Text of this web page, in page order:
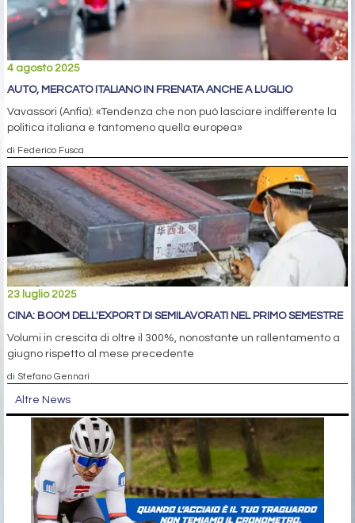
4 agosto 2025
AUTO, MERCATO ITALIANO IN FRENATA ANCHE A LUGLIO
Vavassori (Anfia): «Tendenza che non può lasciare indifferente la
politica italiana e tantomeno quella europea»
di Federico Fusca
23 luglio 2025
CINA: BOOM DELL'EXPORT DI SEMILAVORATI NEL PRIMO SEMESTRE
Volumi in crescita di oltre il 300%, nonostante un rallentamento a
giugno rispetto al mese precedente
di Stefano Gennari
Altre News